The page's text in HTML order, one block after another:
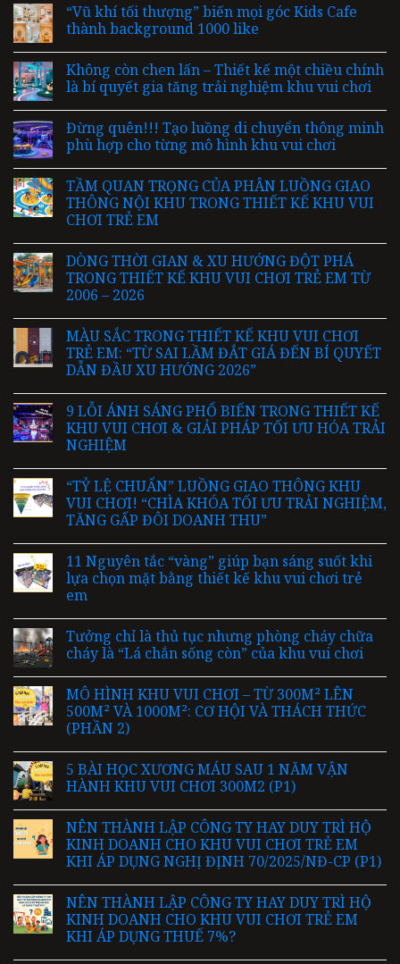
“Vũ khí tối thượng” biến mọi góc Kids Cafe
thành background 1000 like
Không còn chen lấn – Thiết kế một chiều chính
là bí quyết gia tăng trải nghiệm khu vui chơi
Đừng quên!!! Tạo luồng di chuyển thông minh
phù hợp cho từng mô hình khu vui chơi
TẦM QUAN TRỌNG CỦA PHÂN LUỒNG GIAO
THÔNG NỘI KHU TRONG THIẾT KẾ KHU VUI
CHƠI TRẺ EM
DÒNG THỜI GIAN & XU HƯỚNG ĐỘT PHÁ
TRONG THIẾT KẾ KHU VUI CHƠI TRẺ EM TỪ
2006 – 2026
MÀU SẮC TRONG THIẾT KẾ KHU VUI CHƠI
TRẺ EM: “TỪ SAI LẦM ĐẮT GIÁ ĐẾN BÍ QUYẾT
DẪN ĐẦU XU HƯỚNG 2026”
9 LỖI ÁNH SÁNG PHỔ BIẾN TRONG THIẾT KẾ
KHU VUI CHƠI & GIẢI PHÁP TỐI ƯU HÓA TRẢI
NGHIỆM
“TỶ LỆ CHUẨN” LUỒNG GIAO THÔNG KHU
VUI CHƠI! “CHÌA KHÓA TỐI ƯU TRẢI NGHIỆM,
TĂNG GẤP ĐÔI DOANH THU”
11 Nguyên tắc “vàng” giúp bạn sáng suốt khi
lựa chọn mặt bằng thiết kế khu vui chơi trẻ
em
Tưởng chỉ là thủ tục nhưng phòng cháy chữa
cháy là “Lá chắn sống còn” của khu vui chơi
MÔ HÌNH KHU VUI CHƠI – TỪ 300M² LÊN
500M² VÀ 1000M²: CƠ HỘI VÀ THÁCH THỨC
(PHẦN 2)
5 BÀI HỌC XƯƠNG MÁU SAU 1 NĂM VẬN
HÀNH KHU VUI CHƠI 300M2 (P1)
NÊN THÀNH LẬP CÔNG TY HAY DUY TRÌ HỘ
KINH DOANH CHO KHU VUI CHƠI TRẺ EM
KHI ÁP DỤNG NGHỊ ĐỊNH 70/2025/NĐ-CP (P1)
NÊN THÀNH LẬP CÔNG TY HAY DUY TRÌ HỘ
KINH DOANH CHO KHU VUI CHƠI TRẺ EM
KHI ÁP DỤNG THUẾ 7%?